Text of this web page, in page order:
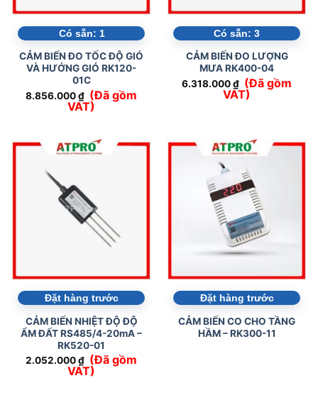
Có sẵn: 1
CẢM BIẾN ĐO TỐC ĐỘ GIÓ
VÀ HƯỚNG GIÓ RK120-
01C
8.856.000₫ (Đã gồm
VAT)
Có sẵn: 3
CẢM BIẾN ĐO LƯỢNG
MƯA RK400-04
6.318.000₫ (Đã gồm
VAT)
Đặt hàng trước
CẢM BIẾN NHIỆT ĐỘ ĐỘ
ẨM ĐẤT RS485/4-20mA –
RK520-01
2.052.000₫ (Đã gồm
VAT)
Đặt hàng trước
CẢM BIẾN CO CHO TẦNG
HẦM – RK300-11